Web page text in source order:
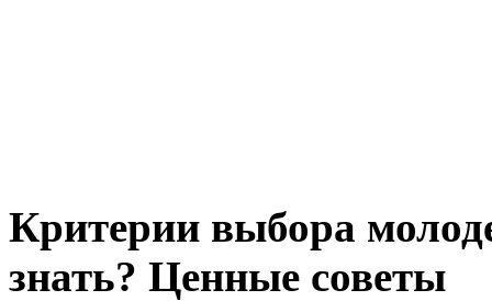
Критерии выбора
знать? Ценные советы